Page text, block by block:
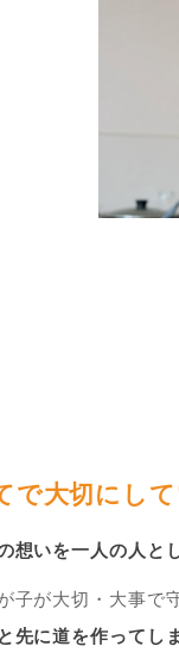
で大切にし
想いを一人の人と
子が大切・大事で
先に道を作ってし